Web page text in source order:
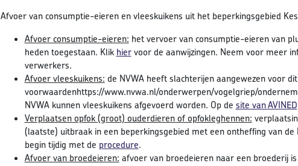
Afvoer van consumptie-eieren en vleeskuikens uit het beperkingsgebied
Afvoer consumptie-eieren: het vervoer van consumptie-eieren van
heden toegestaan. Klik hiervoor de aanwijzingen. Neem voor meer
verwerkers.
Afvoer vleeskuikens: de NVWA heeft slachterijen aangewezen voor
voorwaardenhttps://www.nvwa.nl/onderwerpen/vogelgriep/
NVWA kunnen vleeskuikens afgevoerd worden. Op de site van AVINED
Verplaatsen opfok (groot) ouderdieren of opfokleghennen:
(laatste) uitbraak in een beperkingsgebied met een ontheffing van
begin tijdig met de procedure.
Afvoer van broedeieren: afvoer van broedeieren naar een broederij